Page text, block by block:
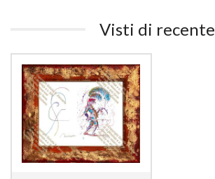
Visti di recente